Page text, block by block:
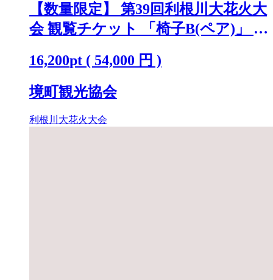
【数量限定】 第39回利根川大花火大
会 観覧チケット 「椅子B(ペア)」 ※
16,200pt ( 54,000 円 )
境町観光協会
利根川大花火大会